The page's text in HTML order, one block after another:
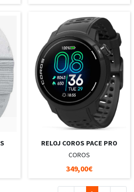
RELOJ COROS PACE PRO
COROS
349,00€